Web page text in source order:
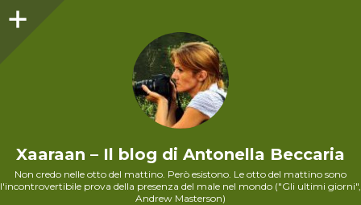
Xaaraan – Il blog di Antonella Beccaria
Non credo nelle otto del mattino. Però esistono. Le otto del mattino sono
l'incontrovertibile prova della presenza del male nel mondo ("Gli ultimi giorni",
Andrew Masterson)